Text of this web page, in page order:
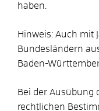
haben.
Hinweis: Auch mit
Bundesländern
Baden-
Bei der Ausübung
rechtlichen